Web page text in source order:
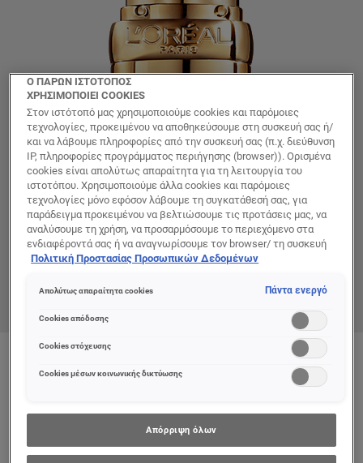
ColorPink Pigalle
Ο ΠΑΡΩΝ ΙΣΤΟΤΟΠΟΣ
ΧΡΗΣΙΜΟΠΟΙΕΙ COOKIES
Στον ιστότοπό μας χρησιμοποιούμε cookies και παρόμοιες
τεχνολογίες, προκειμένου να αποθηκεύσουμε στη συσκευή σας ή/
και να λάβουμε πληροφορίες από την συσκευή σας (π.χ. διεύθυνση
IP, πληροφορίες προγράμματος περιήγησης (browser)). Ορισμένα
cookies είναι απολύτως απαραίτητα για τη λειτουργία του
ιστοτόπου. Χρησιμοποιούμε άλλα cookies και παρόμοιες
τεχνολογίες μόνο εφόσον λάβουμε τη συγκατάθεσή σας, για
παράδειγμα προκειμένου να βελτιώσουμε τις προτάσεις μας, να
αναλύσουμε τη χρήση, να προσαρμόσουμε το περιεχόμενο στα
ενδιαφέροντά σας ή να αναγνωρίσουμε τον browser/ τη συσκευή
σας για τη δημιουργία προφίλ με τα ενδιαφέροντά σας και να σας
διαδικτυακές προτάσεις. Μπορείτε να αποδεχθείτε cookies τα
(«Απόρριψη όλων») ή να ρυθμίσετε και να αποθηκεύσετε τις
επιλογές σας («Αποθήκευση επιλογών»). Μπορείτε επίσης, ανά
πάσα στιγμή, να ελέγξετε και να ρυθμίσετε εκ νέου τις επιλογές
Περισσότερες πληροφορίες μπορείτε να βρείτε στην
Πολιτική Προστασίας Προσωπικών Δεδομένων
Απολύτως απαραίτητα cookies Πάντα ενεργό
Cookies απόδοσης
Cookies στόχευσης
Cookies μέσων κοινωνικής δικτύωσης
Απόρριψη όλων